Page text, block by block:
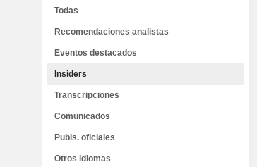
Todas
Recomendaciones analistas
Eventos destacados
Insiders
Transcripciones
Comunicados
Publs. oficiales
Otros idiomas